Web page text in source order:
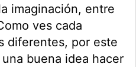
imaginación, entre
ves cada
diferentes, por este
buena idea hacer